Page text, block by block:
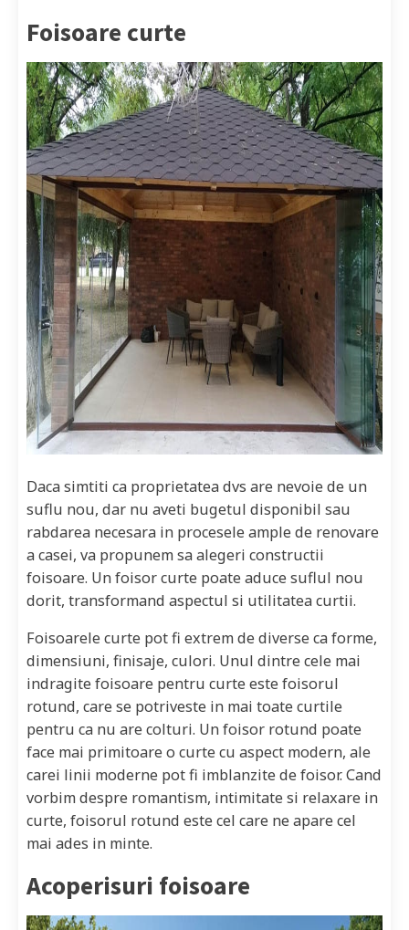
Foisoare curte
Daca simtiti ca proprietatea dvs are nevoie de un
suflu nou, dar nu aveti bugetul disponibil sau
rabdarea necesara in procesele ample de renovare
a casei, va propunem sa alegeri constructii
foisoare. Un foisor curte poate aduce suflul nou
dorit, transformand aspectul si utilitatea curtii.
Foisoarele curte pot fi extrem de diverse ca forme,
dimensiuni, finisaje, culori. Unul dintre cele mai
indragite foisoare pentru curte este foisorul
rotund, care se potriveste in mai toate curtile
pentru ca nu are colturi. Un foisor rotund poate
face mai primitoare o curte cu aspect modern, ale
carei linii moderne pot fi imblanzite de foisor. Cand
vorbim despre romantism, intimitate si relaxare in
curte, foisorul rotund este cel care ne apare cel
mai ades in minte.
Acoperisuri foisoare